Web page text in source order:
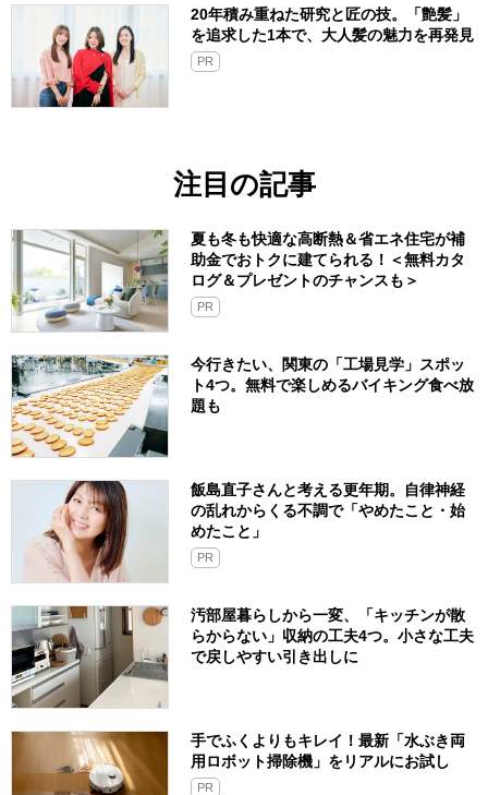
20年積み重ねた研究と匠の技。「艶髪」
を追求した1本で、大人髪の魅力を再発見
PR
注目の記事
夏も冬も快適な高断熱＆省エネ住宅が補
助金でおトクに建てられる！＜無料カタ
ログ＆プレゼントのチャンスも＞
PR
今行きたい、関東の「工場見学」スポッ
ト4つ。無料で楽しめるバイキング食べ放
題も
飯島直子さんと考える更年期。自律神経
の乱れからくる不調で「やめたこと・始
めたこと」
PR
汚部屋暮らしから一変、「キッチンが散
らからない」収納の工夫4つ。小さな工夫
で戻しやすい引き出しに
手でふくよりもキレイ！最新「水ぶき両
用ロボット掃除機」をリアルにお試し
PR